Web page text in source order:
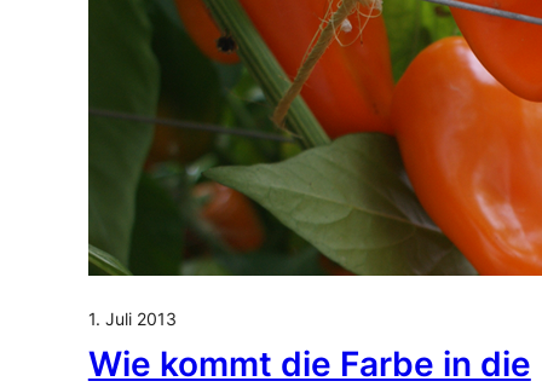
1. Juli 2013
Wie kommt die Farbe in die